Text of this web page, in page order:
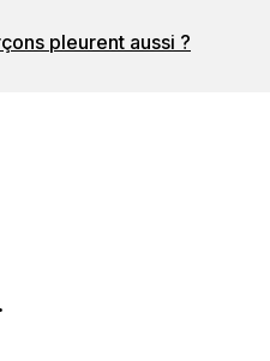
pleurent aussi ?